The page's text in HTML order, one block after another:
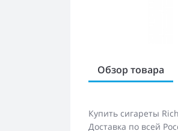
Обзор товара
Купить сигареты
Доставка по всей